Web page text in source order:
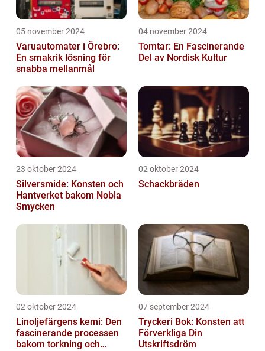
05 november 2024
Varuautomater i Örebro:
En smakrik lösning för
snabba mellanmål
04 november 2024
Tomtar: En Fascinerande
Del av Nordisk Kultur
23 oktober 2024
Silversmide: Konsten och
Hantverket bakom Nobla
Smycken
02 oktober 2024
Schackbräden
02 oktober 2024
Linoljefärgens kemi: Den
fascinerande processen
bakom torkning och
07 september 2024
Tryckeri Bok: Konsten att
Förverkliga Din
Utskriftsdröm